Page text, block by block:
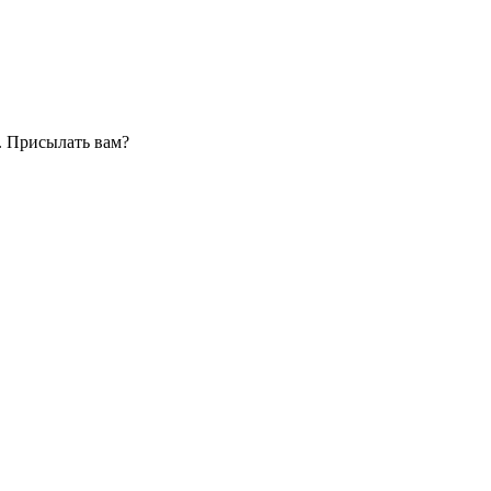
Присылать вам?